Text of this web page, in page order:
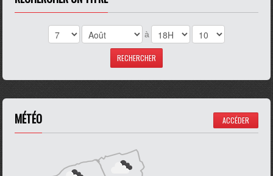
à
MÉTÉO ACCÉDER